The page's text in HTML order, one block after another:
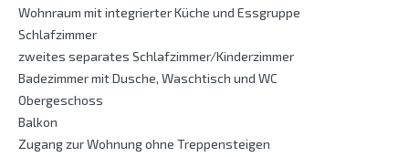
Wohnraum mit integrierter Küche und Essgruppe
Schlafzimmer
zweites separates Schlafzimmer/Kinderzimmer
Badezimmer mit Dusche, Waschtisch und WC
Obergeschoss
Balkon
Zugang zur Wohnung ohne Treppensteigen